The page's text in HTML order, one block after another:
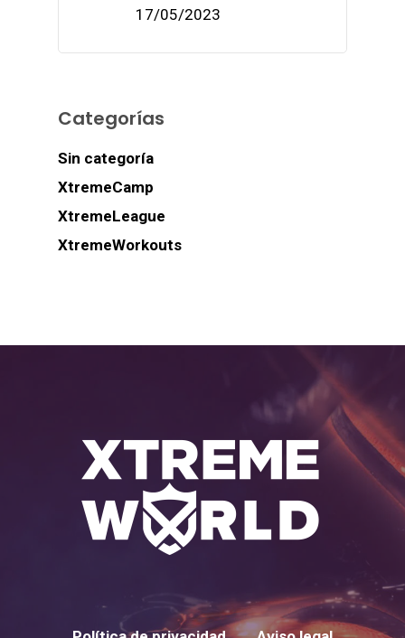
17/05/2023
Categorías
Sin categoría
XtremeCamp
XtremeLeague
XtremeWorkouts